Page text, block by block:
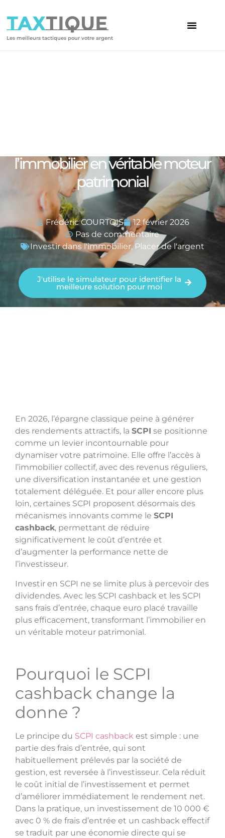
TAXTIQUE
Les meilleurs tactiques pour votre argent
l’immobilier en véritable moteur
patrimonial
Frédéric COURTOIS
12 février 2026
Pas de commentaire
Investir dans l'immobilier,Placer de l'argent
J'utilise le simulateur pour identifier la
meilleure solution pour moi
En 2026, l’épargne classique peine à générer
des rendements attractifs, la SCPI se positionne
comme un levier incontournable pour
dynamiser votre patrimoine. Elle offre l’accès à
l’immobilier collectif, avec des revenus réguliers,
une diversification instantanée et une gestion
totalement déléguée. Et pour aller encore plus
loin, certaines SCPI proposent désormais des
mécanismes innovants comme le SCPI
cashback, permettant de réduire
significativement le coût d’entrée et
d’augmenter la performance nette de
l’investisseur.
Investir en SCPI ne se limite plus à percevoir des
dividendes. Avec les SCPI cashback et les SCPI
sans frais d’entrée, chaque euro placé travaille
plus efficacement, transformant l’immobilier en
un véritable moteur patrimonial.
Pourquoi le SCPI
cashback change la
donne ?
Le principe du SCPI cashback est simple : une
partie des frais d’entrée, qui sont
habituellement prélevés par la société de
gestion, est reversée à l’investisseur. Cela réduit
le coût initial de l’investissement et permet
d’améliorer immédiatement le rendement net.
Dans la pratique, un investissement de 10 000 €
avec 0 % de frais d’entrée et un cashback effectif
se traduit par une économie directe qui se